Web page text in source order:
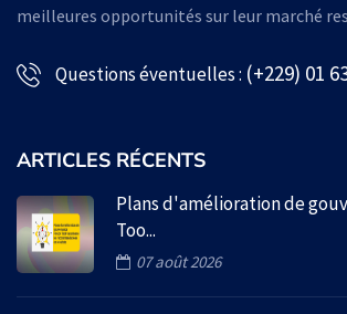
meilleures opportunités sur leur marché
Questions éventuelles : (+229) 01
ARTICLES RÉCENTS
Plans d'amélioration de
Too...
07 août 2026